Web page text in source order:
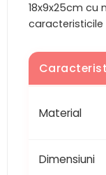
18x9x25cm
caracteristicile
Material
Dimensiuni